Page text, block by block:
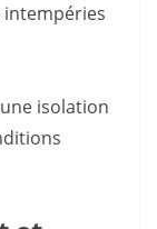
intempéries
isolation